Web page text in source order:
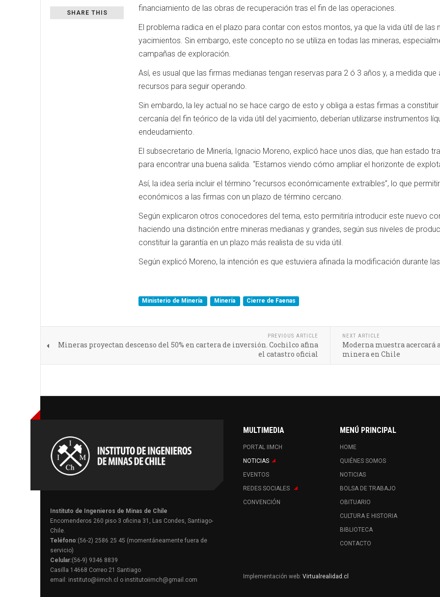
SHARE THIS
financiamiento de las obras de recuperación tras el fin de las operaciones.
El problema radica en el plazo para contar con estos montos, ya que la vida útil de las
yacimientos. Sin embargo, este concepto no se utiliza en todas las mineras,
campañas de exploración.
Así, es usual que las firmas medianas tengan reservas para 2 ó 3 años y, a medida
recursos para seguir operando.
Sin embardo, la ley actual no se hace cargo de esto y obliga a estas firmas a
cercanía del fin teórico de la vida útil del yacimiento, deberían utilizarse instrumentos
endeudamiento.
El subsecretario de Minería, Ignacio Moreno, explicó hace unos días, que han estado
para encontrar una buena salida. “Estamos viendo cómo ampliar el horizonte de
Así, la idea sería incluir el término “recursos económicamente extraíbles”, lo que
económicos a las firmas con un plazo de término cercano.
Según explicaron otros conocedores del tema, esto permitiría introducir este nuevo
haciendo una distinción entre mineras medianas y grandes, según sus niveles de
constituir la garantía en un plazo más realista de su vida útil.
Según explicó Moreno, la intención es que estuviera afinada la modificación durante
Ministerio de Minería Minería Cierre de Faenas
PREVIOUS ARTICLE
Mineras proyectan descenso del 50% en cartera de inversión. Cochilco afina
el catastro oficial
NEXT ARTICLE
Moderna muestra
minera en Chile
Instituto de Ingenieros de Minas de Chile
Encomenderos 260 piso 3 oficina 31, Las Condes, Santiago-
Chile.
Teléfono:(56-2) 2586 25 45 (momentáneamente fuera de
servicio)
Celular:(56-9) 9346 8839
Casilla 14668 Correo 21 Santiago
email: instituto@iimch.cl o institutoiimch@gmail.com
MULTIMEDIA
PORTAL IIMCH
NOTICIAS
EVENTOS
REDES SOCIALES
CONVENCIÓN
MENÚ PRINCIPAL
HOME
QUIÉNES SOMOS
NOTICIAS
BOLSA DE TRABAJO
OBITUARIO
CULTURA E HISTORIA
BIBLIOTECA
CONTACTO
Implementación web:Virtualrealidad.cl